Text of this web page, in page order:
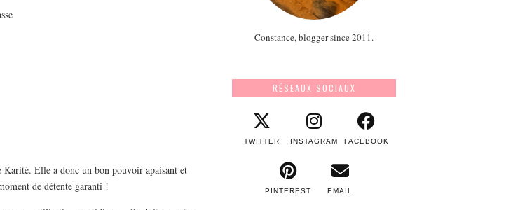
Karité. Elle a donc un bon pouvoir apaisant et
de détente garanti !
Constance, blogger since 2011.
RÉSEAUX SOCIAUX
TWITTER INSTAGRAM FACEBOOK
PINTEREST EMAIL